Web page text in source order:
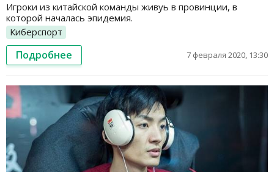
Игроки из китайской команды живуь в провинции, в
которой началась эпидемия.
Киберспорт
Подробнее 7 февраля 2020, 13:30